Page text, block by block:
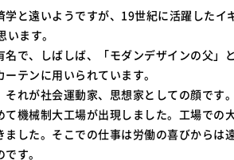
と遠いようですが、19世紀に活躍したイ
ます。
で、しばしば、「モダンデザインの父」
テンに用いられています。
れが社会運動家、思想家としての顔です
機械制大工場が出現しました。工場での
した。そこでの仕事は労働の喜びからは
す。